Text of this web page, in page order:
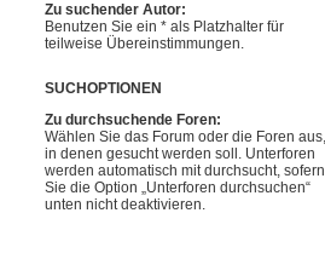
Zu suchender Autor:
Benutzen Sie ein * als Platzhalter für
teilweise Übereinstimmungen.
SUCHOPTIONEN
Zu durchsuchende Foren:
Wählen Sie das Forum oder die Foren aus,
in denen gesucht werden soll. Unterforen
werden automatisch mit durchsucht, sofern
Sie die Option „Unterforen durchsuchen“
unten nicht deaktivieren.